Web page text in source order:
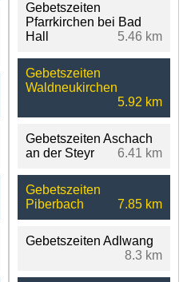
Gebetszeiten
Pfarrkirchen bei Bad
Hall
5.46 km
Gebetszeiten
Waldneukirchen
5.92 km
Gebetszeiten Aschach
an der Steyr
6.41 km
Gebetszeiten
Piberbach
7.85 km
Gebetszeiten Adlwang
8.3 km